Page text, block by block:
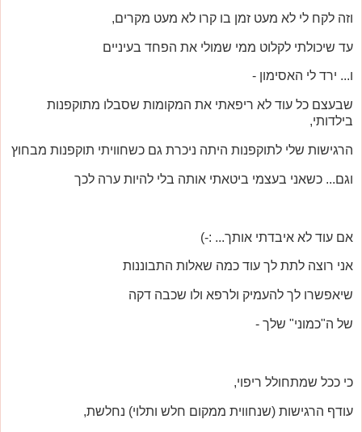
וזה לקח לי לא מעט זמן בו קרו לא מעט מקרים,
עד שיכולתי לקלוט ממי שמולי את הפחד בעיניים
ו... ירד לי האסימון -
שבעצם כל עוד לא ריפאתי את המקומות שסבלו מתוקפנות
בילדותי,
הרגישות שלי לתוקפנות היתה ניכרת גם כשחוויתי תוקפנות מבחוץ
וגם... כשאני בעצמי ביטאתי אותה בלי להיות ערה לכך
אם עוד לא איבדתי אותך... :-)
אני רוצה לתת לך עוד כמה שאלות התבוננות
שיאפשרו לך להעמיק ולרפא ולו שכבה דקה
של ה"כמוני" שלך -
כי ככל שמתחולל ריפוי,
עודף הרגישות (שנחווית ממקום חלש ותלוי) נחלשת,